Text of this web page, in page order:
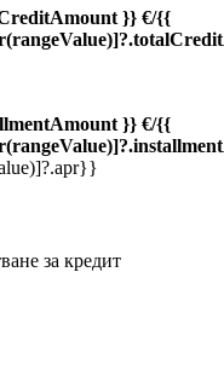
}} €/{{
}} €/{{
за кредит